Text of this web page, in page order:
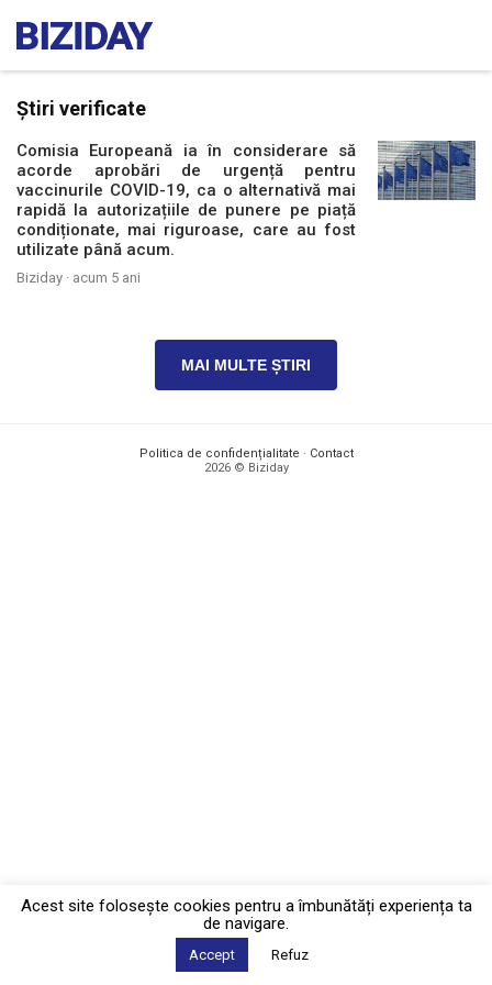
Știri verificate
Comisia Europeană ia în considerare să
acorde aprobări de urgență pentru
vaccinurile COVID-19, ca o alternativă mai
rapidă la autorizațiile de punere pe piață
condiționate, mai riguroase, care au fost
utilizate până acum.
Biziday · acum 5 ani
MAI MULTE ȘTIRI
Politica de confidențialitate · Contact
2026 © Biziday
Acest site foloseşte cookies pentru a îmbunătăți experiența ta
de navigare.
Accept Refuz